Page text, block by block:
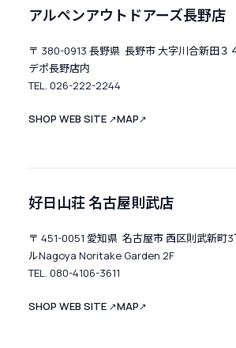
アルペンアウトドアーズ長野店
〒 380-0913 長野県 長野市 大字川合新田３
デポ長野店内
TEL. 026-222-2244
SHOP WEB SITE ↗MAP↗
好日山荘 名古屋則武店
〒 451-0051 愛知県 名古屋市 西区則武新町3
ルNagoya Noritake Garden 2F
TEL. 080-4106-3611
SHOP WEB SITE ↗MAP↗